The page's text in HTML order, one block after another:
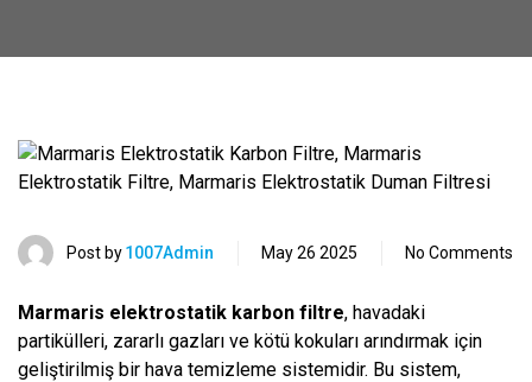
Post by1007Admin May 26 2025 No Comments
Marmaris elektrostatik karbon filtre, havadaki
partikülleri, zararlı gazları ve kötü kokuları arındırmak için
geliştirilmiş bir hava temizleme sistemidir. Bu sistem,